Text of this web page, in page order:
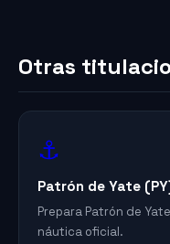
Otras
⚓
Patrón de Yate
Prepara Patrón de
náutica oficial.